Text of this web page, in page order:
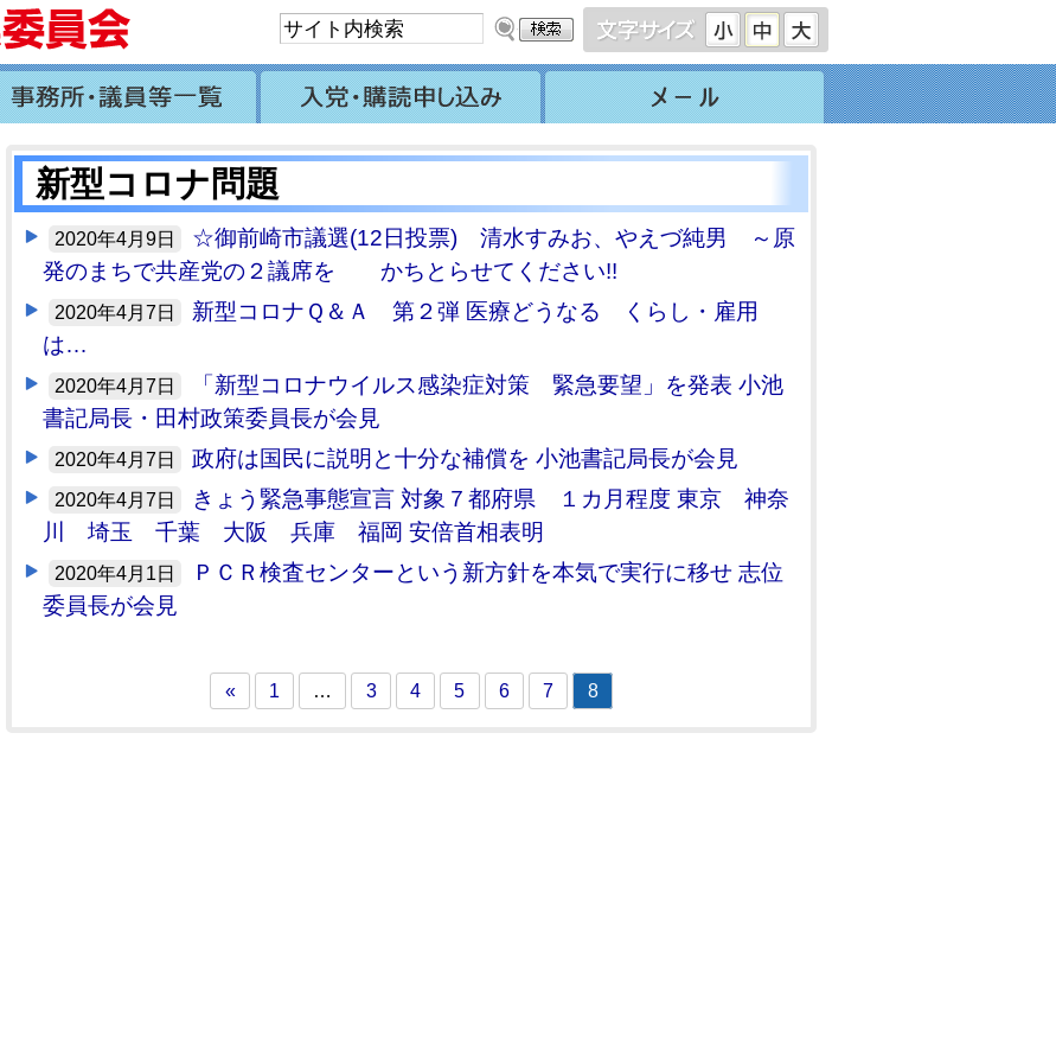
新型コロナ問題
2020年4月9日
☆御前崎市議選(12日投票) 清水すみお、やえづ純男 ～原
発のまちで共産党の２議席を かちとらせてください!!
2020年4月7日
新型コロナＱ＆Ａ 第２弾 医療どうなる くらし・雇用
は…
2020年4月7日
「新型コロナウイルス感染症対策 緊急要望」を発表 小池
書記局長・田村政策委員長が会見
2020年4月7日 政府は国民に説明と十分な補償を 小池書記局長が会見
2020年4月7日
きょう緊急事態宣言 対象７都府県 １カ月程度 東京 神奈
川 埼玉 千葉 大阪 兵庫 福岡 安倍首相表明
2020年4月1日
ＰＣＲ検査センターという新方針を本気で実行に移せ 志位
委員長が会見
« 1 … 3 4 5 6 7 8